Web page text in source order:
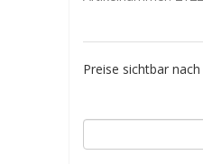
Preise sichtbar